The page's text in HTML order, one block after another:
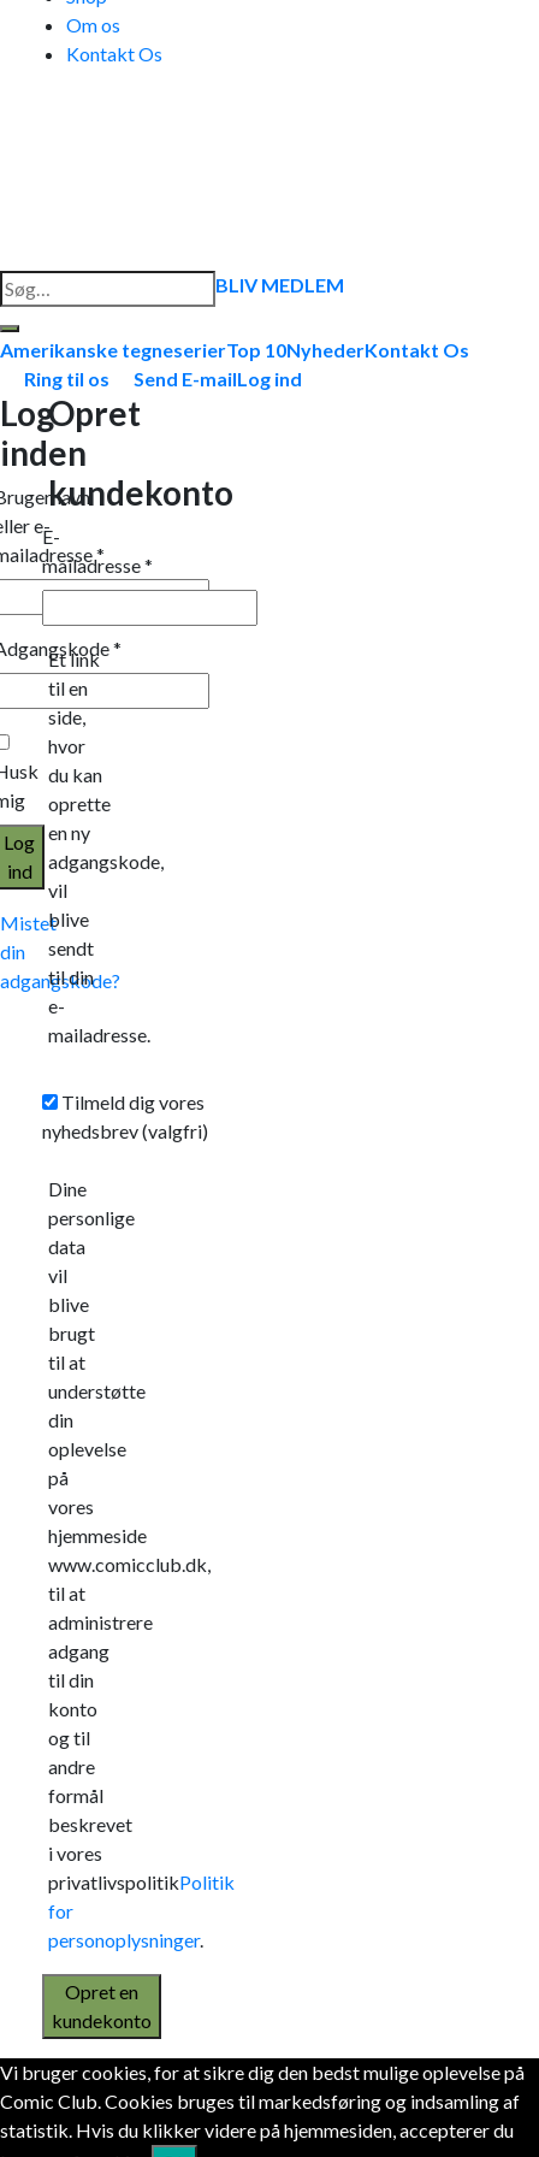
Om os
Kontakt Os
Søg
efter:
BLIV MEDLEM
Amerikanske tegneserierTop 10NyhederKontakt Os
Ring til os
Send E-mailLog ind
Log
ind
e-
*
*
Log
ind
Mistet
din
adgangskode?
Opret
en
kundekonto
E-
mailadresse*
Et link
til en
side,
hvor
du kan
oprette
en ny
adgangskode,
vil
blive
sendt
til din
e-
mailadresse.
Tilmeld dig vores
nyhedsbrev(valgfri)
Dine
personlige
data
vil
blive
brugt
til at
understøtte
din
oplevelse
på
vores
hjemmeside
www.comicclub.dk,
til at
administrere
adgang
til din
konto
og til
andre
formål
beskrevet
i vores
privatlivspolitikPolitik
for
personoplysninger.
Opret en
kundekonto
Vi bruger cookies, for at sikre dig den bedst mulige oplevelse på
Comic Club. Cookies bruges til markedsføring og indsamling af
statistik. Hvis du klikker videre på hjemmesiden, accepterer du